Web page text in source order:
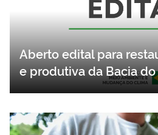
Aberto edital para
e produtiva da Bacia do